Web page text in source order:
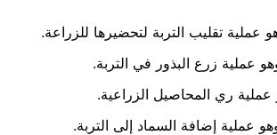
عملية تقليب التربة لتحضيرها للزراعة.
عملية زرع البذور في التربة.
عملية ري المحاصيل الزراعية.
عملية إضافة السماد إلى التربة.